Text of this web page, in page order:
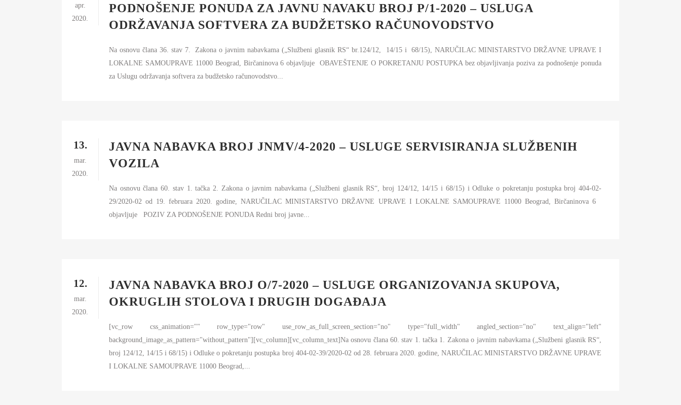
INFORMATOR O RADU
KONTROLA
apr.
2020.
PODNOŠENJE PONUDA ZA JAVNU NAVAKU BROJ P/1-2020 – USLUGA
ODRŽAVANJA SOFTVERA ZA BUDŽETSKO RAČUNOVODSTVO
Na osnovu člana 36. stav 7. Zakona o javnim nabavkama („Službeni glasnik RS“ br.124/12, 14/15 i 68/15), NARUČILAC MINISTARSTVO DRŽAVNE UPRAVE I
LOKALNE SAMOUPRAVE 11000 Beograd, Birčaninova 6 objavljuje OBAVEŠTENJE O POKRETANJU POSTUPKA bez objavljivanja poziva za podnošenje ponuda
za Uslugu održavanja softvera za budžetsko računovodstvo...
13.
mar.
2020.
JAVNA NABAVKA BROJ JNMV/4-2020 – USLUGE SERVISIRANJA SLUŽBENIH
VOZILA
Na osnovu člana 60. stav 1. tačka 2. Zakona o javnim nabavkama („Službeni glasnik RS“, broj 124/12, 14/15 i 68/15) i Odluke o pokretanju postupka broj 404-02-
29/2020-02 od 19. februara 2020. godine, NARUČILAC MINISTARSTVO DRŽAVNE UPRAVE I LOKALNE SAMOUPRAVE 11000 Beograd, Birčaninova 6
objavljuje POZIV ZA PODNOŠENJE PONUDA Redni broj javne...
12.
mar.
2020.
JAVNA NABAVKA BROJ O/7-2020 – USLUGE ORGANIZOVANJA SKUPOVA,
OKRUGLIH STOLOVA I DRUGIH DOGAĐAJA
[vc_row css_animation="" row_type="row" use_row_as_full_screen_section="no" type="full_width" angled_section="no" text_align="left"
background_image_as_pattern="without_pattern"][vc_column][vc_column_text]Na osnovu člana 60. stav 1. tačka 1. Zakona o javnim nabavkama („Službeni glasnik RS“,
broj 124/12, 14/15 i 68/15) i Odluke o pokretanju postupka broj 404-02-39/2020-02 od 28. februara 2020. godine, NARUČILAC MINISTARSTVO DRŽAVNE UPRAVE
I LOKALNE SAMOUPRAVE 11000 Beograd,...